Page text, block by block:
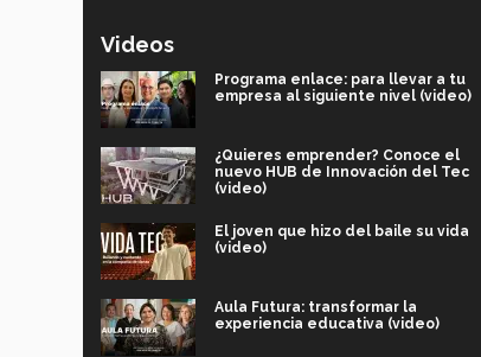
Videos
Programa enlace: para llevar a tu
empresa al siguiente nivel (video)
¿Quieres emprender? Conoce el
nuevo HUB de Innovación del Tec
(video)
El joven que hizo del baile su vida
(video)
Aula Futura: transformar la
experiencia educativa (video)